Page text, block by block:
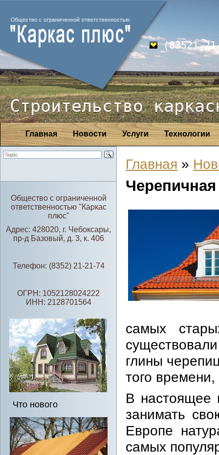
(8352)
Строительство
Технологии
Услуги
Новости
Главная
Общество с ограниченной
ответственностью "Каркас
плюс"
Адрес: 428020, г. Чебоксары,
пр-д Базовый, д. 3, к. 406
Телефон: (8352) 21-21-74
ОГРН: 1052128024222
ИНН: 2128701564
Что нового
Главная »
самых
глины
того времени,
В настоящее
занимать
Европе
самых